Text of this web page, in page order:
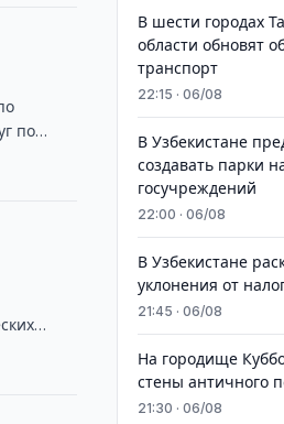
по
В шести городах
области обновят
транспорт
22:15 · 06/08
В Узбекистане
создавать парки
госучреждений
22:00 · 06/08
В Узбекистане
уклонения от
21:45 · 06/08
На городище
стены античного
21:30 · 06/08